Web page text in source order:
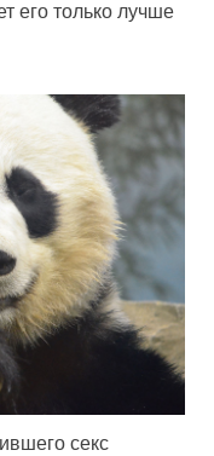
его только лучше
секс